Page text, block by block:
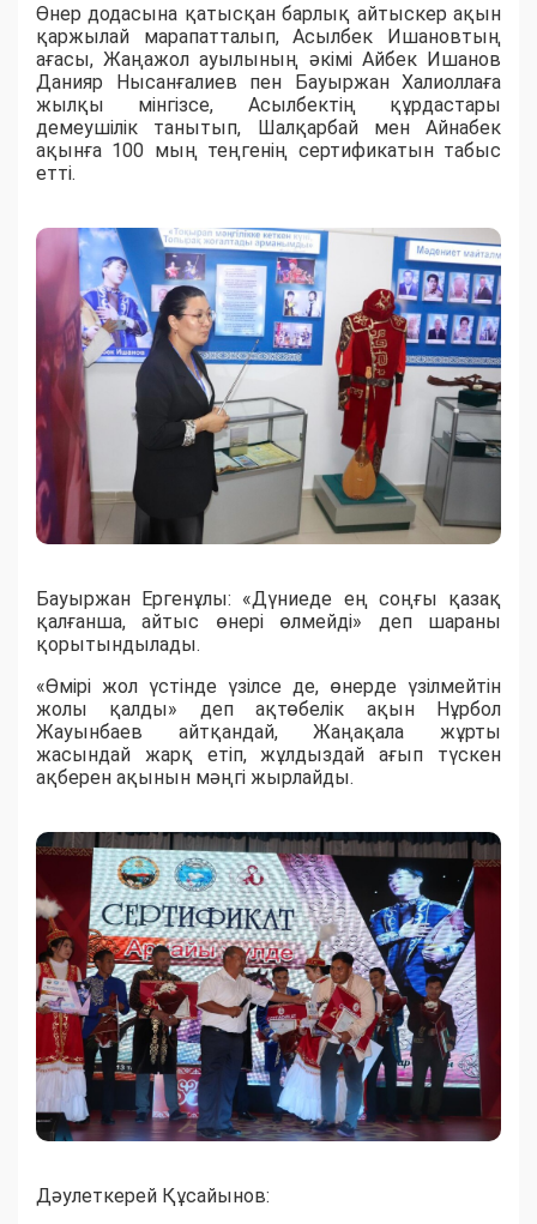
Өнер додасына қатысқан барлық айтыскер ақын
қаржылай марапатталып, Асылбек Ишановтың
ағасы, Жаңажол ауылының әкімі Айбек Ишанов
Данияр Нысанғалиев пен Бауыржан Халиоллаға
жылқы мінгізсе, Асылбектің құрдастары
демеушілік танытып, Шалқарбай мен Айнабек
ақынға 100 мың теңгенің сертификатын табыс
етті.
Бауыржан Ергенұлы: «Дүниеде ең соңғы қазақ
қалғанша, айтыс өнері өлмейді» деп шараны
қорытындылады.
«Өмірі жол үстінде үзілсе де, өнерде үзілмейтін
жолы қалды» деп ақтөбелік ақын Нұрбол
Жауынбаев айтқандай, Жаңақала жұрты
жасындай жарқ етіп, жұлдыздай ағып түскен
ақберен ақынын мәңгі жырлайды.
Дәулеткерей Құсайынов: